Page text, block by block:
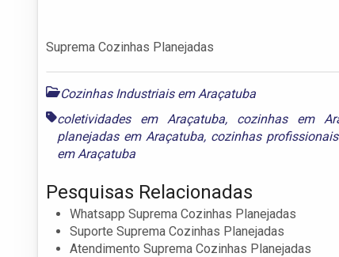
Suprema Cozinhas Planejadas
Cozinhas Industriais em Araçatuba
coletividades em Araçatuba, cozinhas em
planejadas em Araçatuba, cozinhas
em Araçatuba
Pesquisas Relacionadas
Whatsapp Suprema Cozinhas Planejadas
Suporte Suprema Cozinhas Planejadas
Atendimento Suprema Cozinhas Planejadas